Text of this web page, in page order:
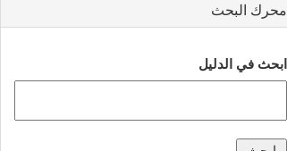
محرك البحث
ابحث في الدليل